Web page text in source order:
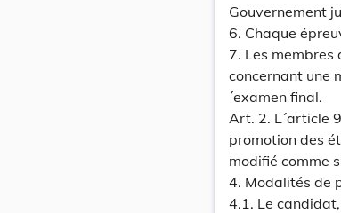
Gouvernement
6. Chaque
7. Les
concernant une
´examen final.
Art. 2. L´article
promotion des
modifié comme
4. Modalités de
4.1. Le